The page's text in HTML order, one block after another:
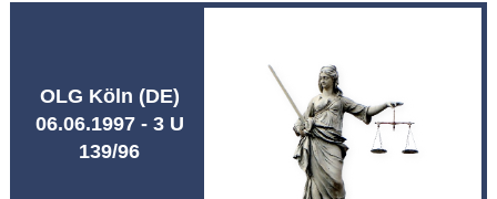
OLG Köln (DE)
06.06.1997 - 3 U
139/96